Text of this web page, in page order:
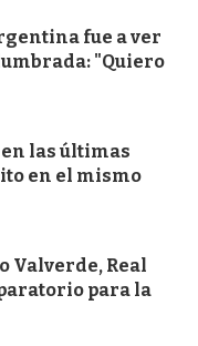
fue a ver
"Quiero
las últimas
en el mismo
Valverde, Real
para la